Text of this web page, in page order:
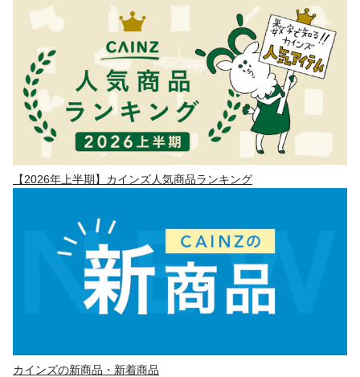
【2026年上半期】カインズ人気商品ランキング
カインズの新商品・新着商品